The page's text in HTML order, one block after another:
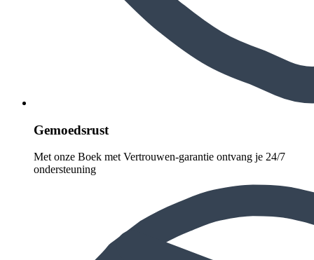
Gemoedsrust
Met onze Boek met Vertrouwen-garantie ontvang je 24/7
ondersteuning